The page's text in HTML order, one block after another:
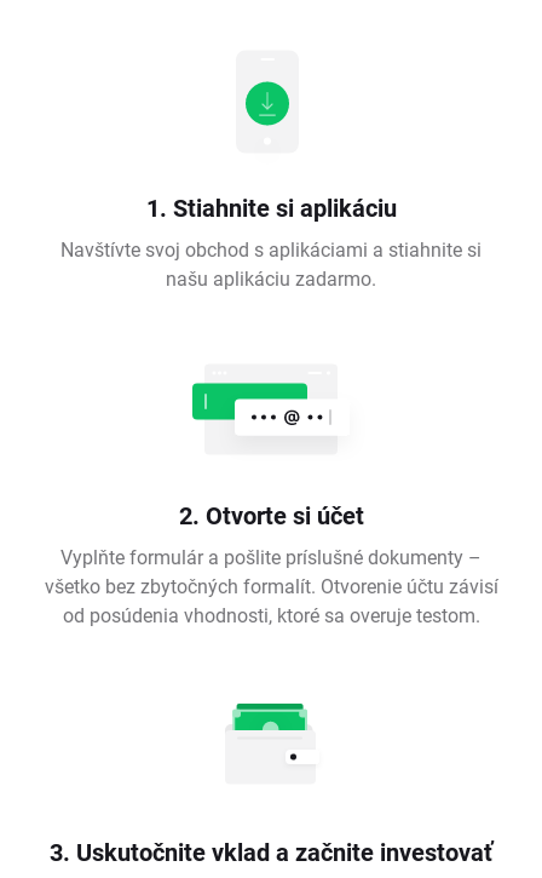
1. Stiahnite si aplikáciu
Navštívte svoj obchod s aplikáciami a stiahnite si
našu aplikáciu zadarmo.
2. Otvorte si účet
Vyplňte formulár a pošlite príslušné dokumenty –
všetko bez zbytočných formalít. Otvorenie účtu závisí
od posúdenia vhodnosti, ktoré sa overuje testom.
3. Uskutočnite vklad a začnite investovať